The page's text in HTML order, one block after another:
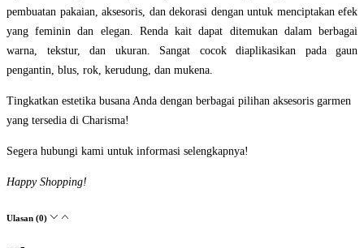
pembuatan pakaian, aksesoris, dan dekorasi dengan untuk menciptakan efek
yang feminin dan elegan. Renda kait dapat ditemukan dalam berbagai
warna, tekstur, dan ukuran. Sangat cocok diaplikasikan pada gaun
pengantin, blus, rok, kerudung, dan mukena.
Tingkatkan estetika busana Anda dengan berbagai pilihan aksesoris garmen
yang tersedia di Charisma!
Segera hubungi kami untuk informasi selengkapnya!
Happy Shopping!
Ulasan (0)